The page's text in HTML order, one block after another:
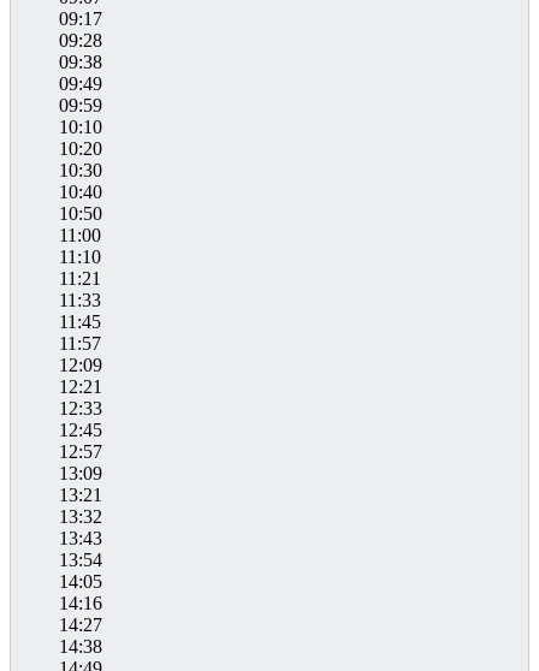
09:17
09:28
09:38
09:49
09:59
10:10
10:20
10:30
10:40
10:50
11:00
11:10
11:21
11:33
11:45
11:57
12:09
12:21
12:33
12:45
12:57
13:09
13:21
13:32
13:43
13:54
14:05
14:16
14:27
14:38